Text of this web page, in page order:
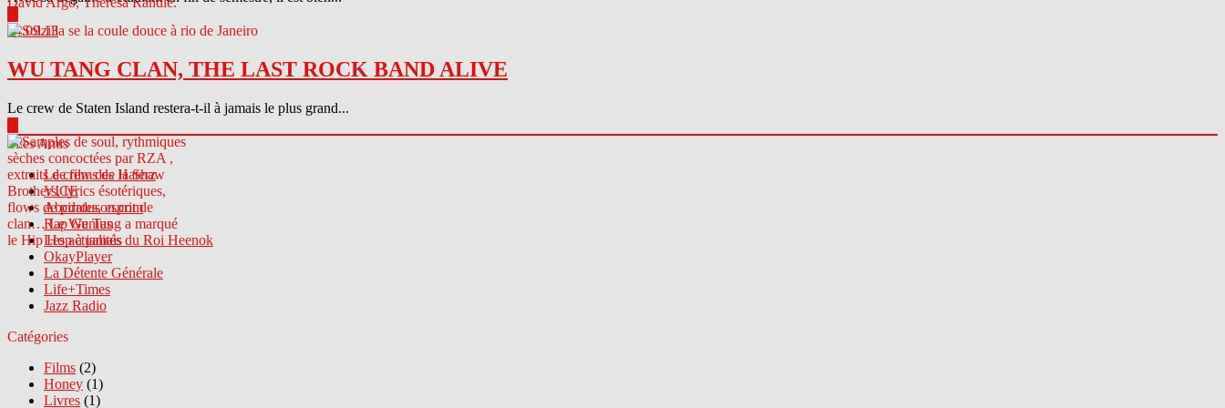
04.09.13
WU TANG CLAN, THE LAST ROCK BAND ALIVE
Le crew de Staten Island restera-t-il à jamais le plus grand...
Sites Amis
Le crew des Haterz
VICE
Abcdrduson.com
Rap Genius
Les actualités du Roi Heenok
OkayPlayer
La Détente Générale
Life+Times
Jazz Radio
Catégories
Films (2)
Honey (1)
Livres (1)